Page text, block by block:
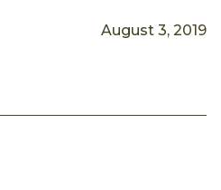
August 3, 2019